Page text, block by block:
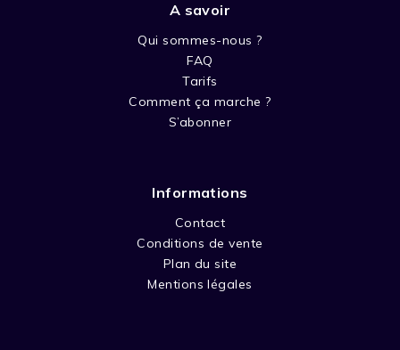
A savoir
Qui sommes-nous ?
FAQ
Tarifs
Comment ça marche ?
S’abonner
Informations
Contact
Conditions de vente
Plan du site
Mentions légales